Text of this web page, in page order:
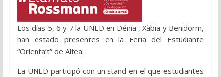
Los días 5, 6 y 7 la UNED en Dénia , Xàbia y Benidorm,
han estado presentes en la Feria del Estudiante
“Orienta’t” de Altea.
La UNED participó con un stand en el que estudiantes